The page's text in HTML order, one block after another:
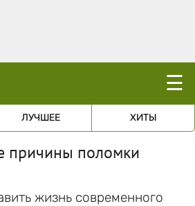
☰
ЛУЧШЕЕ ХИТЫ
причины поломки
жизнь современного